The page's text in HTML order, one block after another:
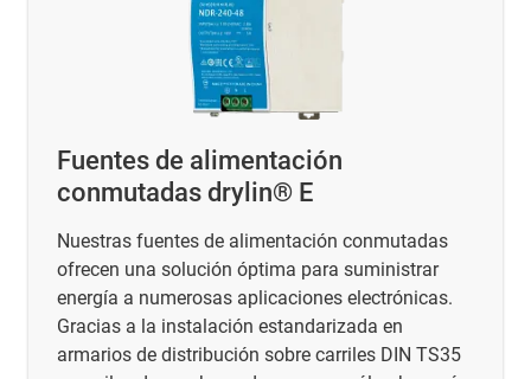
Fuentes de alimentación
conmutadas drylin® E
Nuestras fuentes de alimentación conmutadas
ofrecen una solución óptima para suministrar
energía a numerosas aplicaciones electrónicas.
Gracias a la instalación estandarizada en
armarios de distribución sobre carriles DIN TS35